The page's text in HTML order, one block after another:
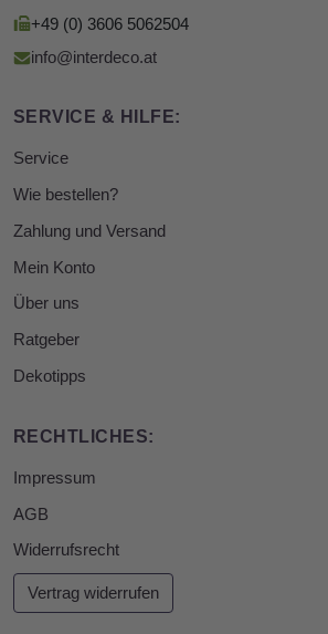
+49 (0) 3606 5062504
info@interdeco.at
SERVICE & HILFE:
Service
Wie bestellen?
Zahlung und Versand
Mein Konto
Über uns
Ratgeber
Dekotipps
RECHTLICHES:
Impressum
AGB
Widerrufsrecht
Vertrag widerrufen